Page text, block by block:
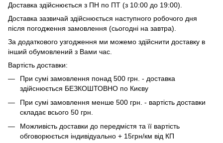
Доставка здійснюється з ПН по ПТ (з 10:00 до 19:00).
Доставка зазвичай здійснюється наступного робочого дня
після погодження замовлення (сьогодні на завтра).
За додаткового узгодження ми можемо здійснити доставку в
інший обумовлений з Вами час.
Вартість доставки:
При сумі замовлення понад 500 грн. - доставка
здійснюється БЕЗКОШТОВНО по Києву
При сумі замовлення менше 500 грн. - вартість доставки
складає всього 50 грн.
Можливість доставки до передмістя та її вартість
обговорюється індивідуально + 15грн/км від КП